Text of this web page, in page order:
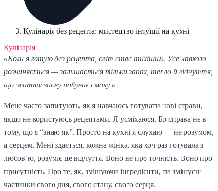
Кулінарія без рецепта: мистецтво інтуїції на кухні
Кулінарія
«Коли я готую без рецепта, світ стає тихішим. Усе навколо
розчиняється — залишається тільки запах, тепло й відчуття,
що життя знову набуває смаку.»
Мене часто запитують, як я навчаюсь готувати нові страви,
якщо не користуюсь рецептами. Я усміхаюся. Бо справа не в
тому, що я “знаю як”. Просто на кухні я слухаю — не розумом,
а серцем. Мені здається, кожна жінка, яка хоч раз готувала з
любов’ю, розуміє це відчуття. Воно не про точність. Воно про
присутність. Про те, як, змішуючи інгредієнти, ти змішуєш
частинки свого дня, свого стану, свого серця.